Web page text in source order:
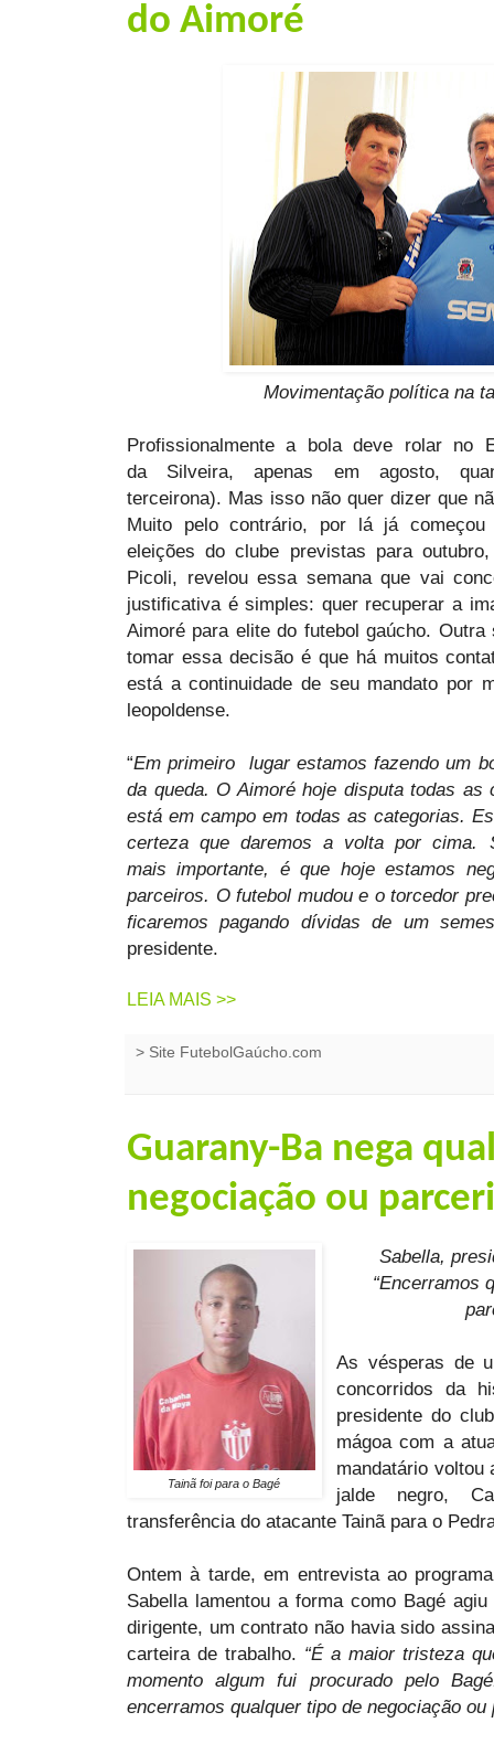
do Aimoré
Movimentação política na
Profissionalmente a bola deve rolar no
da Silveira, apenas em agosto,
terceirona). Mas isso não quer dizer que
Muito pelo contrário, por lá já
eleições do clube previstas para
Picoli, revelou essa semana que vai
justificativa é simples: quer recuperar a
Aimoré para elite do futebol gaúcho.
tomar essa decisão é que há muitos
está a continuidade de seu mandato por
leopoldense.
“Em primeiro lugar estamos fazendo um
da queda. O Aimoré hoje disputa todas
está em campo em todas as categorias.
certeza que daremos a volta por cima.
mais importante, é que hoje estamos
parceiros. O futebol mudou e o torcedor
ficaremos pagando dívidas de um
presidente.
LEIA MAIS >>
> Site FutebolGaúcho.com
Guarany-Ba nega
negociação ou
Tainã foi para o Bagé
Sabella,
“Encerramos
As vésperas de
concorridos da
presidente do
mágoa com a
mandatário voltou
jalde negro,
transferência do atacante Tainã para o
Ontem à tarde, em entrevista ao
Sabella lamentou a forma como Bagé
dirigente, um contrato não havia sido
carteira de trabalho. “É a maior tristeza
momento algum fui procurado pelo
encerramos qualquer tipo de negociação ou